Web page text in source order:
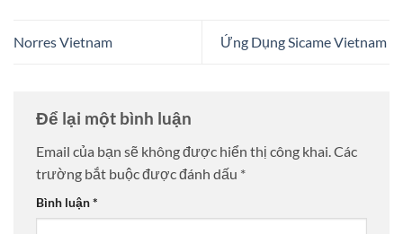
Norres Vietnam Ứng Dụng Sicame Vietnam
Để lại một bình luận
Email của bạn sẽ không được hiển thị công khai.Các
trường bắt buộc được đánh dấu *
Bình luận*